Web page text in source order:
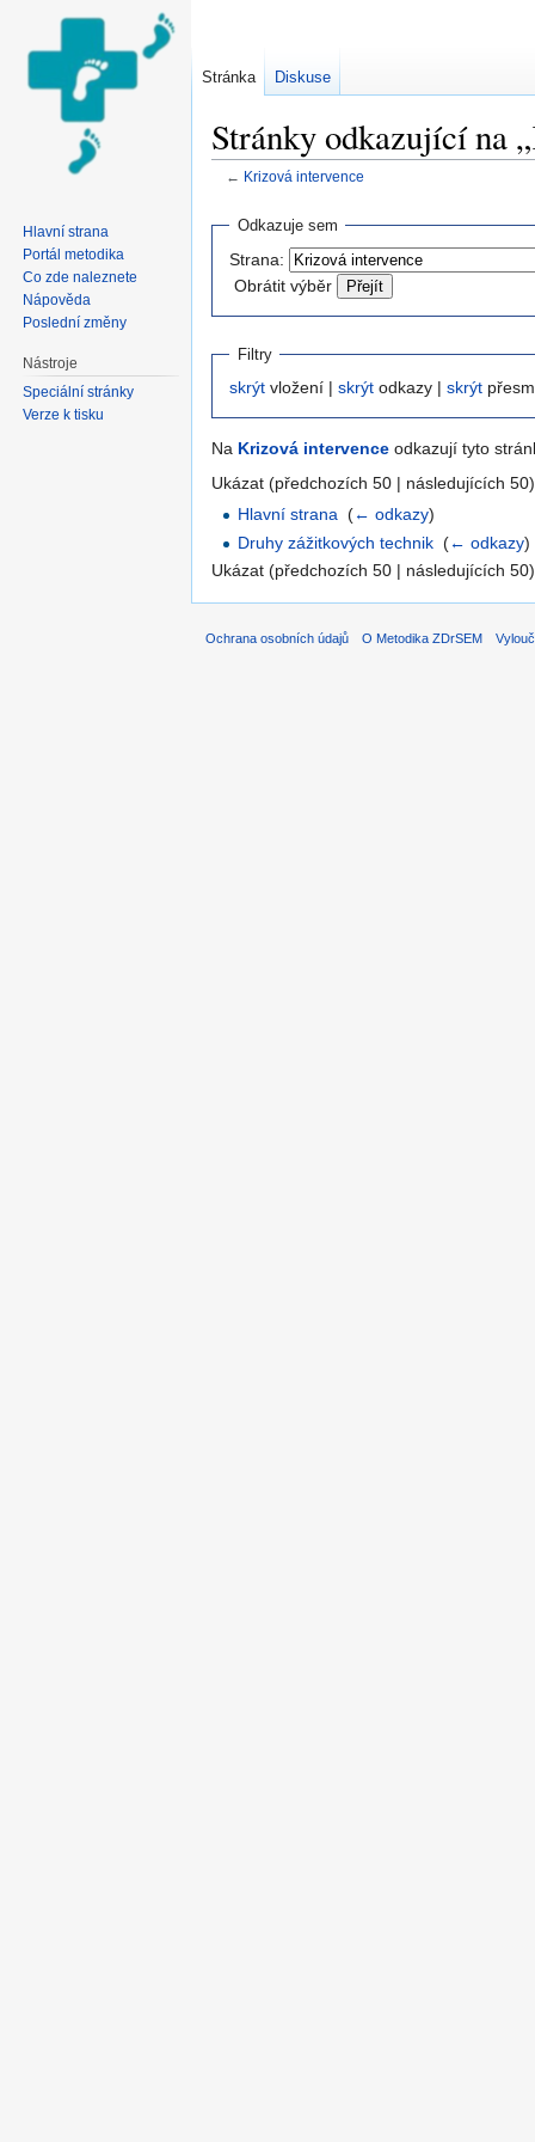
Stránky odkazující na
← Krizová intervence
Odkazuje sem
Strana:
Obrátit výběr
Filtry
skrýt vložení | skrýt odkazy | skrýt
Na Krizová intervence odkazují tyto
Ukázat (předchozích 50 | následujících
Hlavní strana ‎(← odkazy)
Druhy zážitkových technik ‎(← odkazy)
Ukázat (předchozích 50 | následujících
Stránka Diskuse
Hlavní strana
Portál metodika
Co zde naleznete
Nápověda
Poslední změny
Nástroje
Speciální stránky
Verze k tisku
Ochrana osobních údajů O Metodika ZDrSEM